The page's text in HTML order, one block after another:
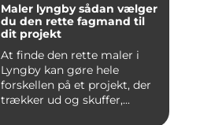
Maler lyngby sådan vælger
du den rette fagmand til
dit projekt
At finde den rette maler i
Lyngby kan gøre hele
forskellen på et projekt, der
trækker ud og skuffer,...